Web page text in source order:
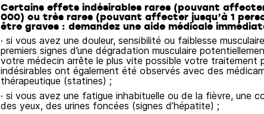
Certains effets indésirables rares (pouvant affecter
000) ou très rares (pouvant affecter jusqu’à 1
être graves : demandez une aide médicale
· si vous avez une douleur, sensibilité ou faiblesse
premiers signes d’une dégradation musculaire
votre médecin arrête le plus vite possible votre traitement
indésirables ont également été observés avec des
thérapeutique (statines) ;
· si vous avez une fatigue inhabituelle ou de la fièvre, une
des yeux, des urines foncées (signes d’hépatite) ;